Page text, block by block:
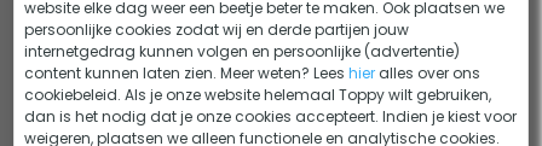
voor jouw wel een must om altijd snel de tuinslang erbij te
kunnen pakken? Dan is een Gardena Roll-up tuinslangbox
perfect geschikt voor jou! Deze haspel op paal bevestig je
makkelijk in de grond dankzij de grondpen. Zoek de beste
website elke dag weer een beetje beter te maken. Ook plaatsen we
persoonlijke cookies zodat wij en derde partijen jouw
internetgedrag kunnen volgen en persoonlijke (advertentie)
content kunnen laten zien. Meer weten? Leeshier alles over ons
cookiebeleid. Als je onze website helemaal Toppy wilt gebruiken,
dan is het nodig dat je onze cookies accepteert. Indien je kiest voor
weigeren, plaatsen we alleen functionele en analytische cookies.